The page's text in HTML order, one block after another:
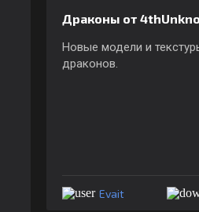
Драконы от
Новые модели и
драконов.
Evait